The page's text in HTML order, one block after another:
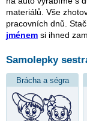
materiálů. Vše
pracovních dnů.
jménem si ihned
Samolepky
Brácha a ségra